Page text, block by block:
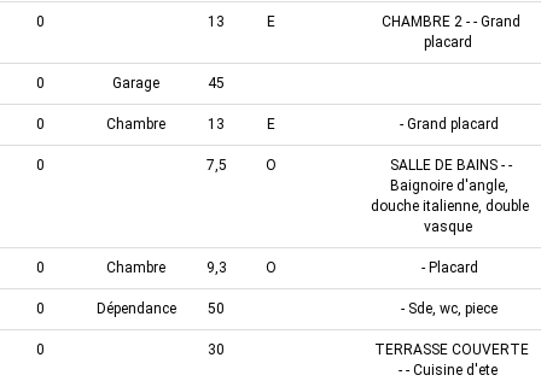
0 13 E
CHAMBRE 2 - - Grand
placard
0 Garage 45
0 Chambre 13 E - Grand placard
0 7,5 O
SALLE DE BAINS - -
Baignoire d'angle,
douche italienne, double
vasque
0 Chambre 9,3 O - Placard
0 Dépendance 50 - Sde, wc, piece
0 30
TERRASSE COUVERTE
- - Cuisine d'ete